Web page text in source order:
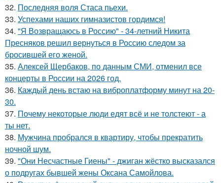
32. Последняя воля Стаса пьехи.
33. Успехами наших гимназистов гордимся!
34. "Я Возвращаюсь в Россию" - 34-летний Никита
Пресняков решил вернуться в Россию следом за
бросившей его женой.
35. Алексей Щербаков, по данным СМИ, отменил все
концерты в России на 2026 год.
36. Каждый день встаю на виброплатформу минут на 20-
30.
37. Почему некоторые люди едят всё и не толстеют - а
ты нет.
38. Мужчина пробрался в квартиру, чтобы прекратить
ночной шум.
39. "Они Несчастные Гиены" - джиган жёстко высказался
о подругах бывшей жены Оксана Самойлова.